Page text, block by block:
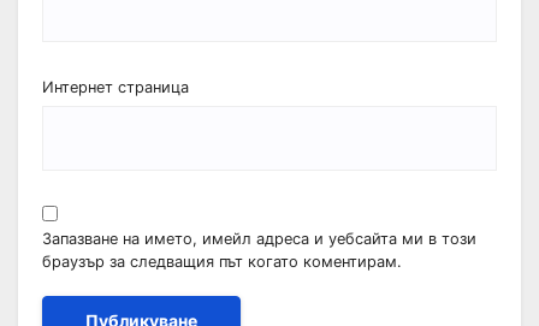
Интернет страница
Запазване на името, имейл адреса и уебсайта ми в този
браузър за следващия път когато коментирам.